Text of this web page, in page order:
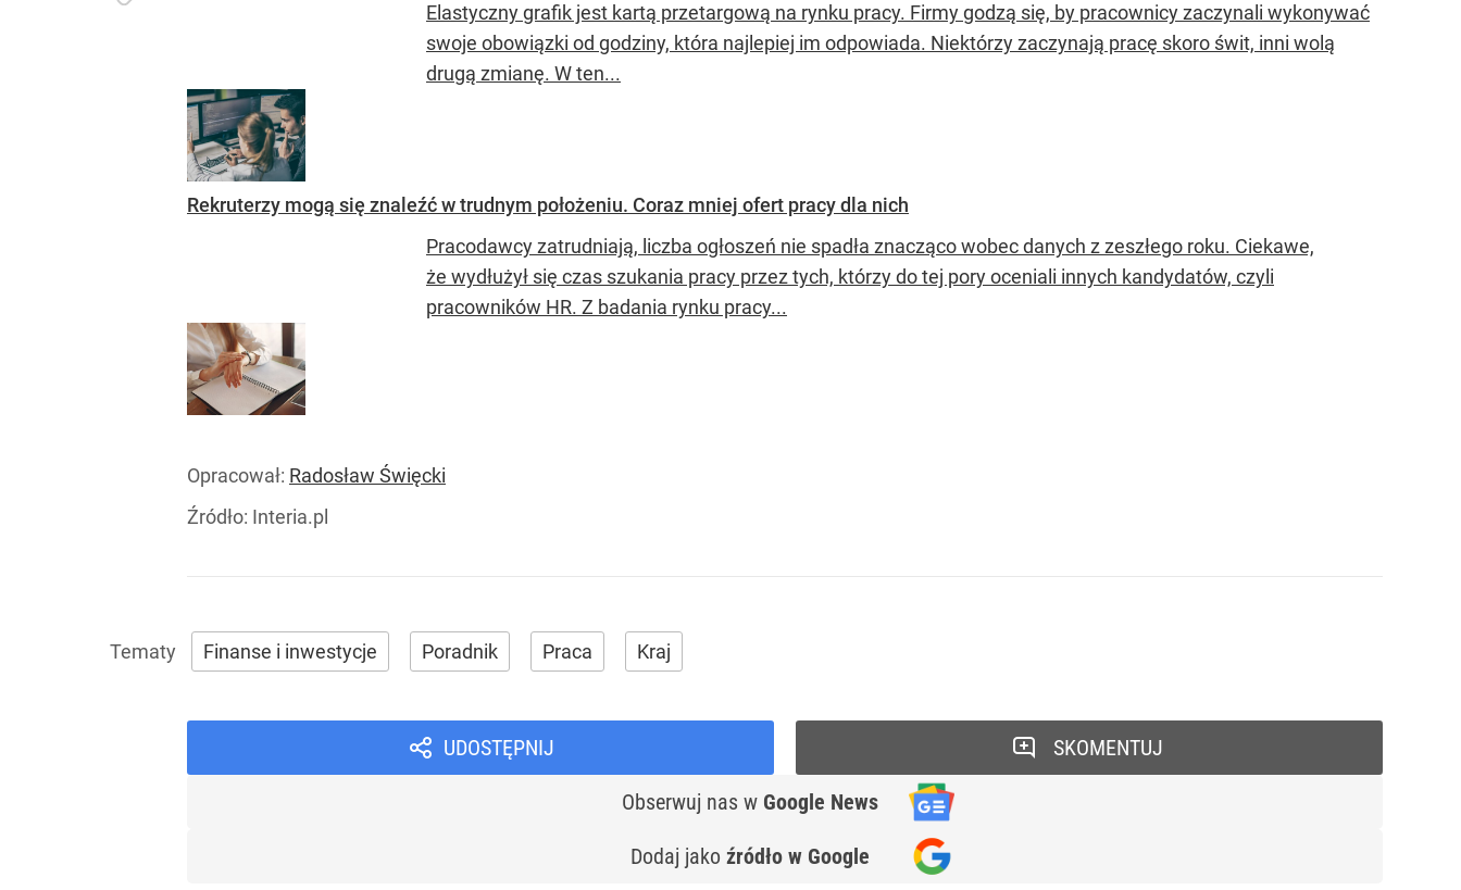
Elastyczny grafik jest kartą przetargową na rynku pracy. Firmy godzą się, by pracownicy zaczynali wykonywać
swoje obowiązki od godziny, która najlepiej im odpowiada. Niektórzy zaczynają pracę skoro świt, inni wolą
drugą zmianę. W ten...
Rekruterzy mogą się znaleźć w trudnym położeniu. Coraz mniej ofert pracy dla nich
Pracodawcy zatrudniają, liczba ogłoszeń nie spadła znacząco wobec danych z zeszłego roku. Ciekawe,
że wydłużył się czas szukania pracy przez tych, którzy do tej pory oceniali innych kandydatów, czyli
pracowników HR. Z badania rynku pracy...
Opracował: Radosław Święcki
Źródło: Interia.pl
Finanse i inwestycje Poradnik Praca Kraj
UDOSTĘPNIJ
Obserwuj nas w Google News
Dodaj jako źródło w Google
SKOMENTUJ